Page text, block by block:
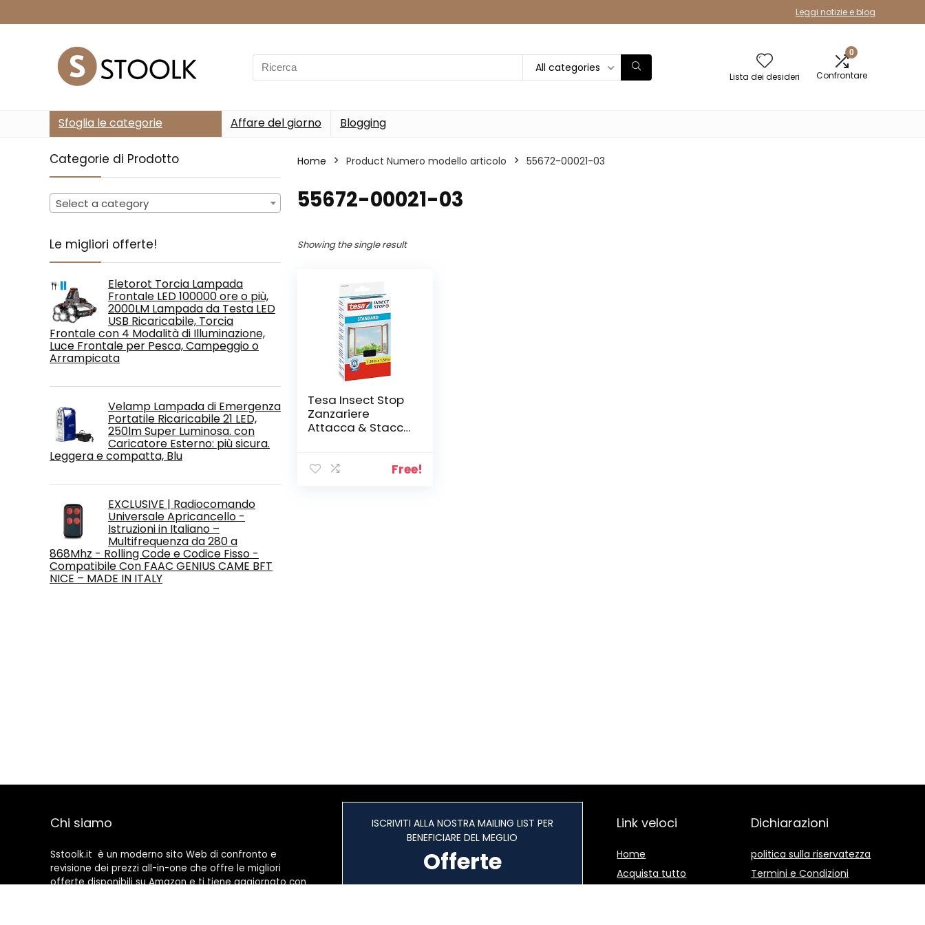
Leggi notizie e blog
Search
for:
All categories
Lista dei desideri
0
Confrontare
Sfoglia le categorie Affare del giorno Blogging
Categorie di Prodotto
Select a category
Le migliori offerte!
Eletorot Torcia Lampada
Frontale LED 100000 ore o più,
2000LM Lampada da Testa LED
USB Ricaricabile, Torcia
Frontale con 4 Modalità di Illuminazione,
Luce Frontale per Pesca, Campeggio o
Arrampicata
Velamp Lampada di Emergenza
Portatile Ricaricabile 21 LED,
250lm Super Luminosa. con
Caricatore Esterno: più sicura.
Leggera e compatta, Blu
EXCLUSIVE | Radiocomando
Universale Apricancello -
Istruzioni in Italiano –
Multifrequenza da 280 a
868Mhz - Rolling Code e Codice Fisso -
Compatibile Con FAAC GENIUS CAME BFT
NICE – MADE IN ITALY
Home Product Numero modello articolo ‎55672-00021-03
‎55672-00021-03
Showing the single result
Tesa Insect Stop
Zanzariere
Attacca & Stacca
Zanzariera
Free!
Chi siamo
Sstoolk.it è un moderno sito Web di confronto e
revisione dei prezzi all-in-one che offre le migliori
offerte disponibili su Amazon e ti tiene aggiornato con
ISCRIVITI ALLA NOSTRA MAILING LIST PER
BENEFICIARE DEL MEGLIO
Offerte
Link veloci
Home
Acquista tutto
Dichiarazioni
politica sulla riservatezza
Termini e Condizioni